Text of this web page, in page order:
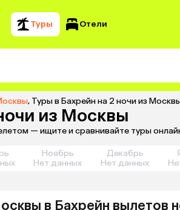
Туры Отели
, Туры в Бахрейн на 2 ночи из
из Москвы
— ищите и сравнивайте туры
Ноябрь
Нет данных
Декабрь
Нет данных
в Бахрейн вылетов